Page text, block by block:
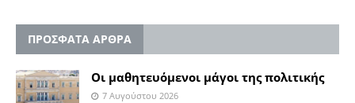
ΠΡΟΣΦΑΤΑ ΑΡΘΡΑ
Οι μαθητευόμενοι μάγοι της πολιτικής
7 Αυγούστου 2026